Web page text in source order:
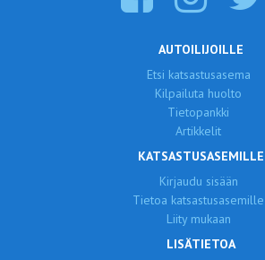
AUTOILIJOILLE
Etsi katsastusasema
Kilpailuta huolto
Tietopankki
Artikkelit
KATSASTUSASEMILLE
Kirjaudu sisään
Tietoa katsastusasemille
Liity mukaan
LISÄTIETOA